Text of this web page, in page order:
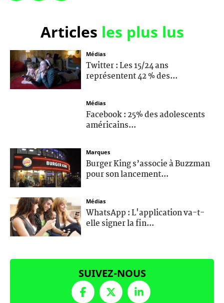
Articles les plus lus
Médias
Twitter : Les 15/24 ans
représentent 42 % des...
Médias
Facebook : 25% des adolescents
américains...
Marques
Burger King s’associe à Buzzman
pour son lancement...
Médias
WhatsApp : L'application va-t-
elle signer la fin...
SUIVEZ-NOUS